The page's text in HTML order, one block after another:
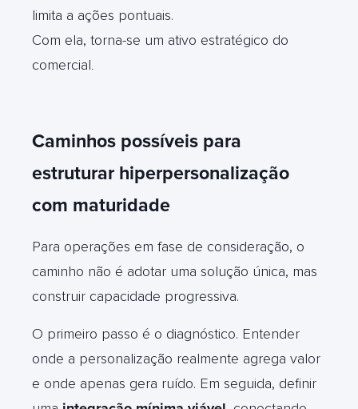
limita a ações pontuais.
Com ela, torna-se um ativo estratégico do
comercial.
Caminhos possíveis para
estruturar hiperpersonalização
com maturidade
Para operações em fase de consideração, o
caminho não é adotar uma solução única, mas
construir capacidade progressiva.
O primeiro passo é o diagnóstico. Entender
onde a personalização realmente agrega valor
e onde apenas gera ruído. Em seguida, definir